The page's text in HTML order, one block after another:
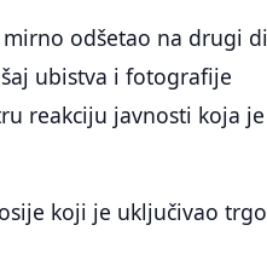
odšetao na drugi
ubistva i fotografije
reakciju javnosti koja je
koji je uključivao